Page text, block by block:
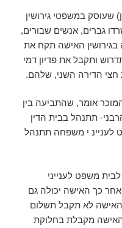
שעוסק במשפטי גירושין
גברים, אנשים שבורים,
האישה תקח את
ותקבל את פדיון דמי
הדירה השני, שלהם.
אומר, שהתביעה בין
תתנהל בבית הדין
לעניינ י משפחה תתנהל
משפט לענייני
כך האישה יכולה גם
לא תקבל תשלום
מקבלת בחלוקת